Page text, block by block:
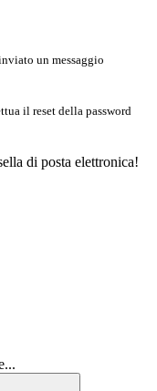
un messaggio
il reset della password
di posta elettronica!